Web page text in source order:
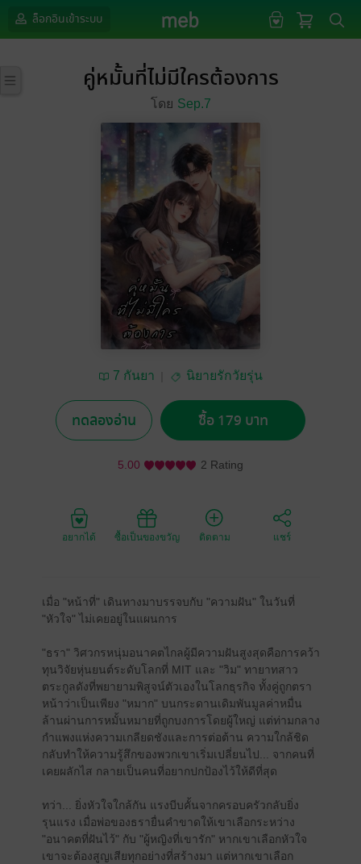
ล็อกอินเข้าระบบ
คู่หมั้นที่ไม่มีใครต้องการ
โดย Sep.7
7 กันยา นิยายรักวัยรุ่น
ทดลองอ่าน ซื้อ 179 บาท
5.00 2 Rating
อยากได้ ซื้อเป็นของขวัญ ติดตาม แชร์
เมื่อ "หน้าที่" เดินทางมาบรรจบกับ "ความฝัน" ในวันที่
"หัวใจ" ไม่เคยอยู่ในแผนการ
"ธรา" วิศวกรหนุ่มอนาคตไกลผู้มีความฝันสูงสุดคือการคว้า
ทุนวิจัยหุ่นยนต์ระดับโลกที่ MIT และ "วิม" ทายาทสาว
ตระกูลดังที่พยายามพิสูจน์ตัวเองในโลกธุรกิจ ทั้งคู่ถูกตรา
หน้าว่าเป็นเพียง "หมาก" บนกระดานเดิมพันมูลค่าหมื่น
ล้านผ่านการหมั้นหมายที่ถูกบงการโดยผู้ใหญ่ แต่ท่ามกลาง
กำแพงแห่งความเกลียดชังและการต่อต้าน ความใกล้ชิด
กลับทำให้ความรู้สึกของพวกเขาเริ่มเปลี่ยนไป... จากคนที่
เคยผลักไส กลายเป็นคนที่อยากปกป้องไว้ให้ดีที่สุด
ทว่า... ยิ่งหัวใจใกล้กัน แรงบีบคั้นจากครอบครัวกลับยิ่ง
รุนแรง เมื่อพ่อของธรายื่นคำขาดให้เขาเลือกระหว่าง
"อนาคตที่ฝันไว้" กับ "ผู้หญิงที่เขารัก" หากเขาเลือกหัวใจ
เขาจะต้องสูญเสียทุกอย่างที่สร้างมา แต่หากเขาเลือก